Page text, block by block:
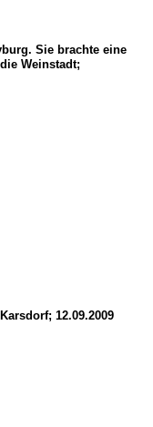
Sie brachte eine
Weinstadt;
12.09.2009